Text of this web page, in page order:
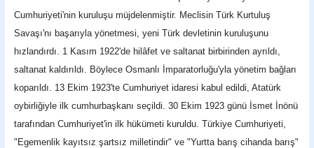
Cumhuriyeti'nin kuruluşu müjdelenmiştir. Meclisin Türk Kurtuluş
Savaşı'nı başarıyla yönetmesi, yeni Türk devletinin kuruluşunu
hızlandırdı. 1 Kasım 1922'de hilâfet ve saltanat birbirinden ayrıldı,
saltanat kaldırıldı. Böylece Osmanlı İmparatorluğu'yla yönetim bağları
koparıldı. 13 Ekim 1923'te Cumhuriyet idaresi kabul edildi, Atatürk
oybirliğiyle ilk cumhurbaşkanı seçildi. 30 Ekim 1923 günü İsmet İnönü
tarafından Cumhuriyet'in ilk hükümeti kuruldu. Türkiye Cumhuriyeti,
"Egemenlik kayıtsız şartsız milletindir" ve "Yurtta barış cihanda barış"